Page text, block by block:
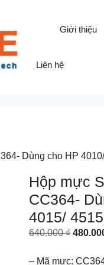
Giới thiệu
Liên hệ
Dùng cho HP
Hộp mực
CC364-
4015/
640.000₫
was:
– Mã mực: